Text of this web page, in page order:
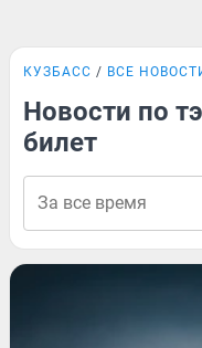
КУЗБАСС ВСЕ
Новости по
билет